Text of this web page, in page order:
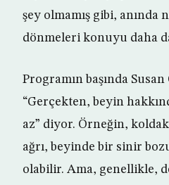
şey olmamış gibi, anında
dönmeleri konuyu daha
Programın başında Susan
“Gerçekten, beyin
az” diyor. Örneğin,
ağrı, beyinde bir sinir
olabilir. Ama, genellikle,